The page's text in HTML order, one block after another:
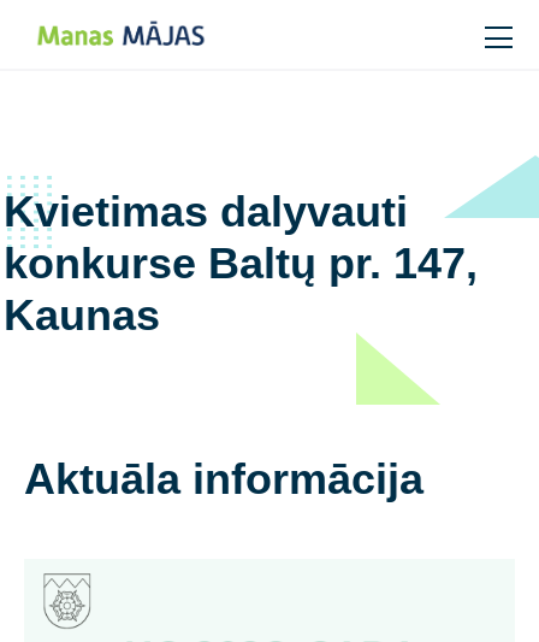
Main Navigation
Kvietimas dalyvauti
konkurse Baltų pr. 147,
Kaunas
Aktuāla informācija